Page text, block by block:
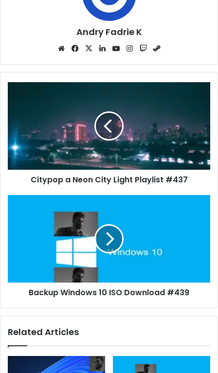
Andry Fadrie K
WebsiteFacebook
X LinkedInYouTubeInstagram
Twitch
Citypop a Neon City Light Playlist #437
Backup Windows 10 ISO Download #439
Related Articles